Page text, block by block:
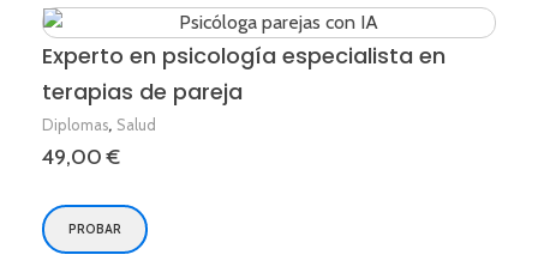
Experto en psicología especialista en
terapias de pareja
Diplomas, Salud
49,00€
PROBAR